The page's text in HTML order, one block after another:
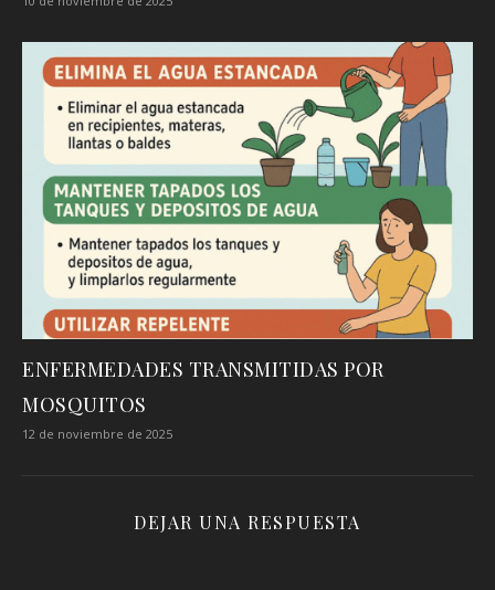
ENFERMEDADES TRANSMITIDAS POR
MOSQUITOS
12 de noviembre de 2025
DEJAR UNA RESPUESTA